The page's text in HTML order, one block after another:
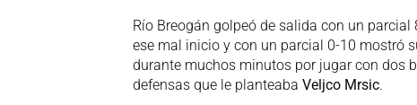
Río Breogán golpeó de salida con un parcial
ese mal inicio y con un parcial 0-10 mostró
durante muchos minutos por jugar con dos
defensas que le planteaba Veljco Mrsic.